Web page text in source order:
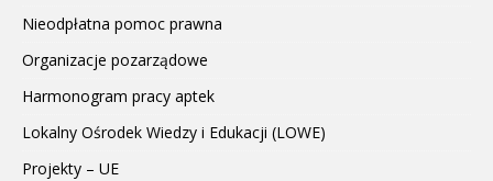
Nieodpłatna pomoc prawna
Organizacje pozarządowe
Harmonogram pracy aptek
Lokalny Ośrodek Wiedzy i Edukacji (LOWE)
Projekty – UE